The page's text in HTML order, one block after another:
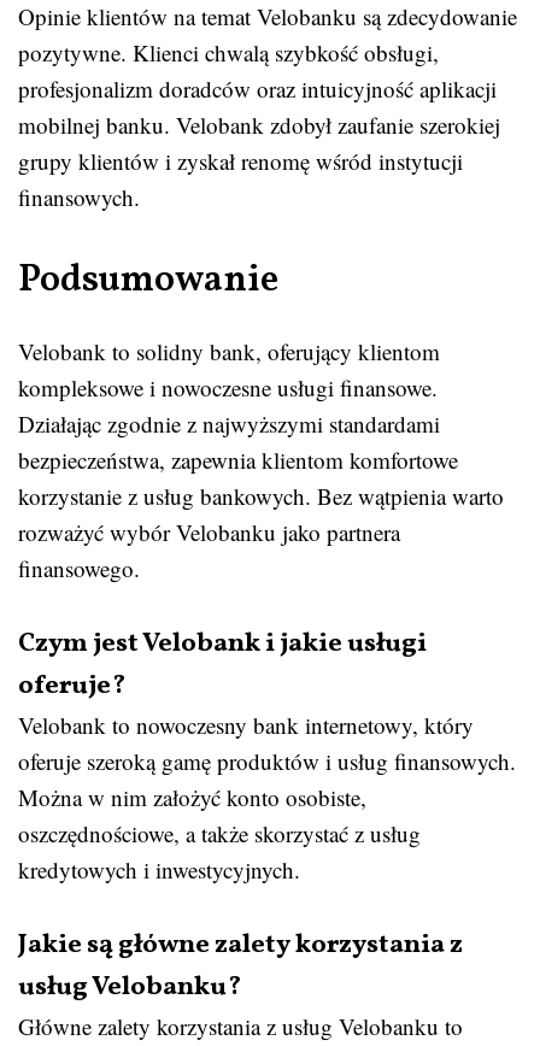
Opinie klientów na temat Velobanku są zdecydowanie
pozytywne. Klienci chwalą szybkość obsługi,
profesjonalizm doradców oraz intuicyjność aplikacji
mobilnej banku. Velobank zdobył zaufanie szerokiej
grupy klientów i zyskał renomę wśród instytucji
finansowych.
Podsumowanie
Velobank to solidny bank, oferujący klientom
kompleksowe i nowoczesne usługi finansowe.
Działając zgodnie z najwyższymi standardami
bezpieczeństwa, zapewnia klientom komfortowe
korzystanie z usług bankowych. Bez wątpienia warto
rozważyć wybór Velobanku jako partnera
finansowego.
Czym jest Velobank i jakie usługi
oferuje?
Velobank to nowoczesny bank internetowy, który
oferuje szeroką gamę produktów i usług finansowych.
Można w nim założyć konto osobiste,
oszczędnościowe, a także skorzystać z usług
kredytowych i inwestycyjnych.
Jakie są główne zalety korzystania z
usług Velobanku?
Główne zalety korzystania z usług Velobanku to